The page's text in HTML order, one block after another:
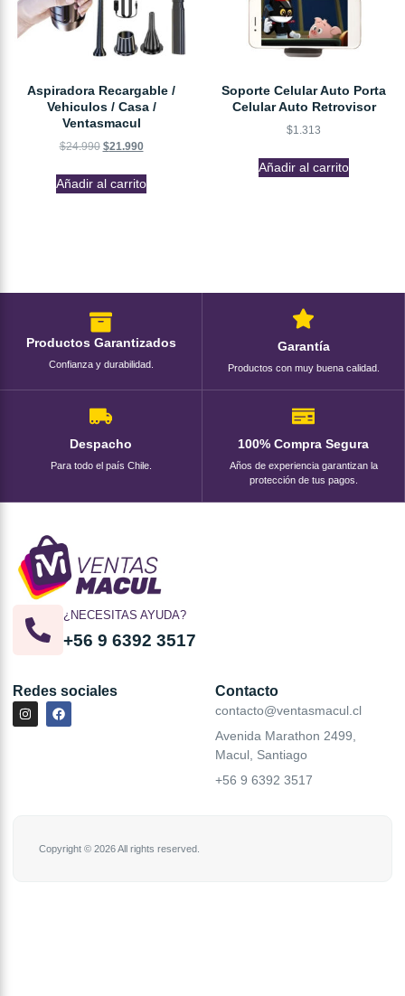
Aspiradora Recargable /
Vehiculos / Casa /
Ventasmacul
$24.990 $21.990
Añadir al carrito
Soporte Celular Auto Porta
Celular Auto Retrovisor
$1.313
Añadir al carrito
Productos Garantizados
Confianza y durabilidad.
Garantía
Productos con muy buena calidad.
Despacho
Para todo el país Chile.
100% Compra Segura
Años de experiencia garantizan la
protección de tus pagos.
¿NECESITAS AYUDA?
+56 9 6392 3517
Redes sociales Contacto
contacto@ventasmacul.cl
Avenida Marathon 2499,
Macul, Santiago
+56 9 6392 3517
Copyright © 2026 All rights reserved.